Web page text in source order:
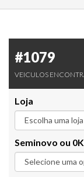
#1079
VEICULOS
Loja
Seminovo ou